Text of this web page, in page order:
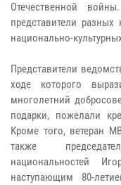
Отечественной
представители
национально-
Представители
ходе которого
многолетний
подарки, пожелали
Кроме того, ветеран
также
национальностей
наступающим 80-